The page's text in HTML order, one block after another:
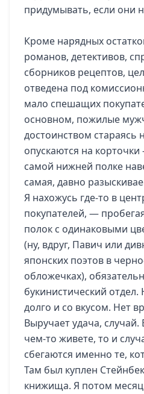
придумывать, если они
Кроме нарядных
романов, детективов,
сборников рецептов,
отведена под
мало спешащих
основном, пожилые
достоинством стараясь
опускаются на
самой нижней полке
самая, давно
Я нахожусь где-то в
покупателей, —
полок с одинаковыми
(ну, вдруг, Павич или
японских поэтов в
обложечках),
букинистический
долго и со вкусом. Нет
Выручает удача,
чем-то живете, то и
сбегаются именно те,
Там был куплен
книжища. Я потом